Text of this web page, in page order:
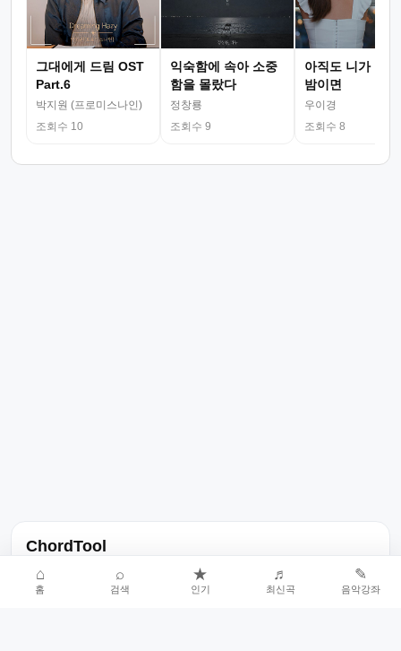
그대에게 드림 OST
Part.6
박지원 (프로미스나인)
조회수 10
익숙함에 속아 소중
함을 몰랐다
정창룡
조회수 9
아직도 니가 그
밤이면
우이경
조회수 8
ChordTool
노래 가사, 곡 정보, 코드, 악보를 한곳에서 찾을 수 있는 음악 정보
서비스입니다.
⌂
홈
⌕
검색
★
인기
♬
최신곡
✎
음악강좌